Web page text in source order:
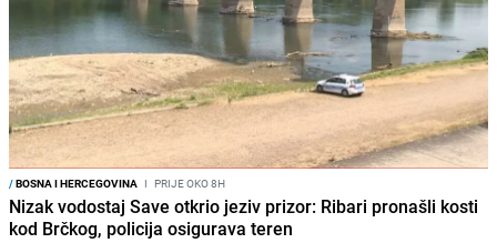
/BOSNA I HERCEGOVINA I PRIJE OKO 8H
Nizak vodostaj Save otkrio jeziv prizor: Ribari pronašli kosti
kod Brčkog, policija osigurava teren